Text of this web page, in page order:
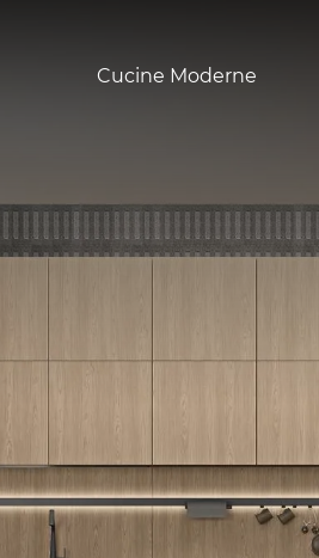
Cucine Moderne